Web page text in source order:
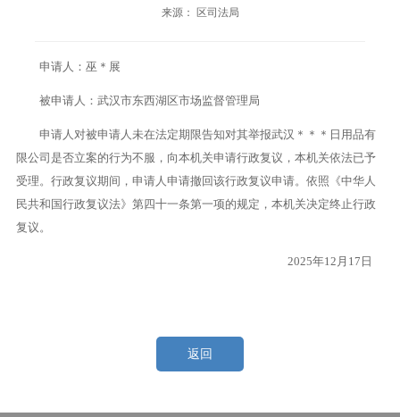
来源： 区司法局
申请人：巫＊展
被申请人：武汉市东西湖区市场监督管理局
申请人对被申请人未在法定期限告知对其举报武汉＊＊＊日用品有
限公司是否立案的行为不服，向本机关申请行政复议，本机关依法已予
受理。行政复议期间，申请人申请撤回该行政复议申请。依照《中华人
民共和国行政复议法》第四十一条第一项的规定，本机关决定终止行政
复议。
2025年12月17日
返回